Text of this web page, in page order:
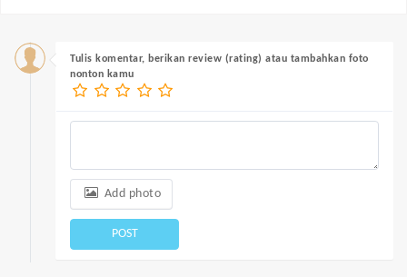
Tulis komentar, berikan review (rating) atau tambahkan foto
nonton kamu
Add photo
POST